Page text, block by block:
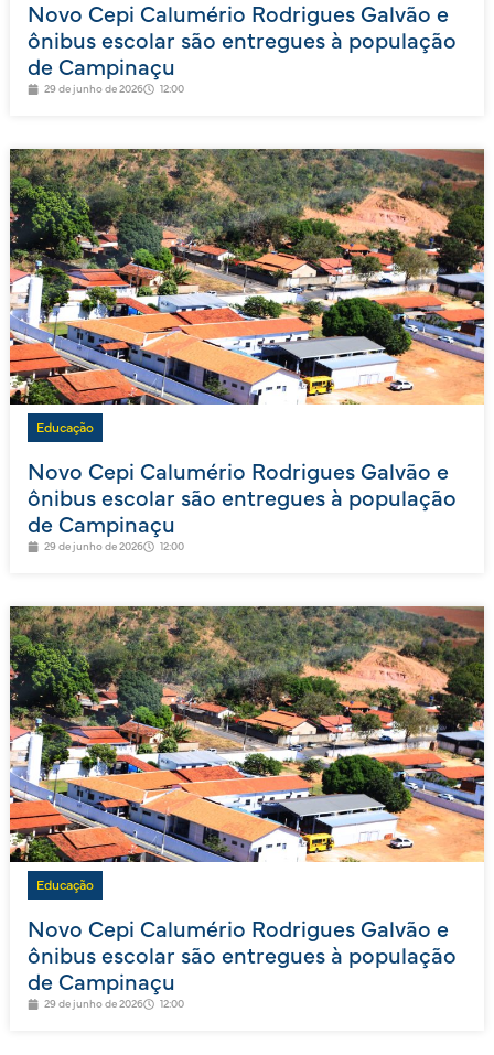
Novo Cepi Calumério Rodrigues Galvão e
ônibus escolar são entregues à população
de Campinaçu
29 de junho de 2026 12:00
Educação
Novo Cepi Calumério Rodrigues Galvão e
ônibus escolar são entregues à população
de Campinaçu
29 de junho de 2026 12:00
Educação
Novo Cepi Calumério Rodrigues Galvão e
ônibus escolar são entregues à população
de Campinaçu
29 de junho de 2026 12:00